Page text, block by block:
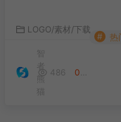
LOGO/素材/下载
#
热
者
熊
猫
486 0.58💎